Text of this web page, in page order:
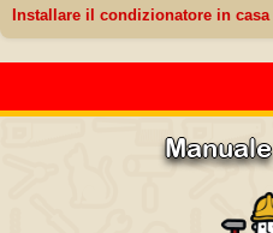
Installare il condizionatore in